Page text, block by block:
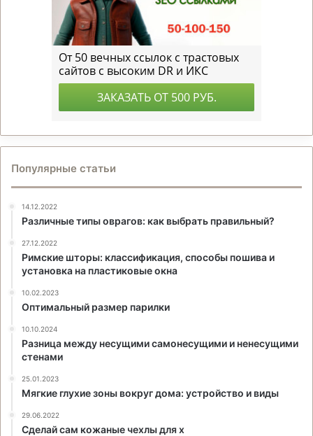
Популярные статьи
14.12.2022
Различные типы оврагов: как выбрать правильный?
27.12.2022
Римские шторы: классификация, способы пошива и
установка на пластиковые окна
10.02.2023
Оптимальный размер парилки
10.10.2024
Разница между несущими самонесущими и ненесущими
стенами
25.01.2023
Мягкие глухие зоны вокруг дома: устройство и виды
29.06.2022
Сделай сам кожаные чехлы для x